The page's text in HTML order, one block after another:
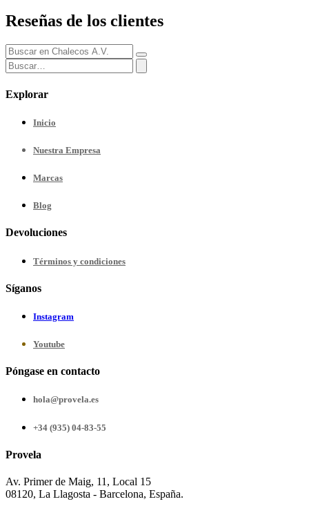
Reseñas de los clientes
Explorar
Inicio
Nuestra Empresa
Marcas
Blog
Devoluciones
Términos y condiciones
Síganos
Instagram
Youtube
Póngase en contacto
hola@provela.es
+34 (935) 04-83-55
Provela
Av. Primer de Maig, 11, Local 15
08120, La Llagosta - Barcelona, España.